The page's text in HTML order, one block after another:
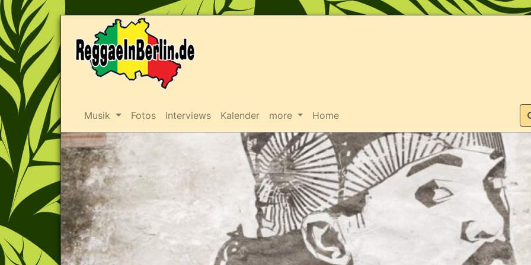
Musik Fotos Interviews Kalender more Home